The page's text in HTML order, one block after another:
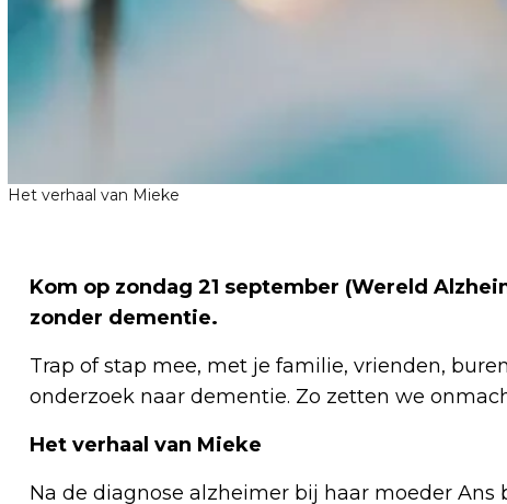
Het verhaal van Mieke
Kom op zondag 21 september (Wereld
zonder dementie.
Trap of stap mee, met je familie, vrienden,
onderzoek naar dementie. Zo zetten we
Het verhaal van Mieke
Na de diagnose alzheimer bij haar moeder